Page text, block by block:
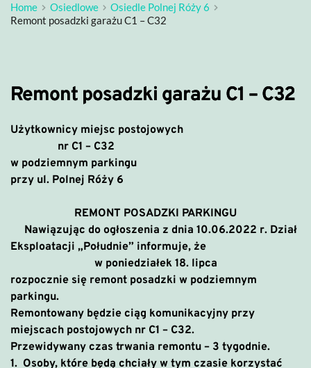
Home Osiedlowe
Osiedle Polnej Róży 6
Remont posadzki garażu C1 – C32
Remont posadzki garażu C1 – C32
Użytkownicy miejsc postojowych
nr C1 – C32
w podziemnym parkingu
przy ul. Polnej Róży 6
REMONT POSADZKI PARKINGU
Nawiązując do ogłoszenia z dnia 10.06.2022 r. Dział
Eksploatacji „Południe” informuje, że
w poniedziałek 18. lipca
rozpocznie się remont posadzki w podziemnym
parkingu.
Remontowany będzie ciąg komunikacyjny przy
miejscach postojowych nr C1 – C32.
Przewidywany czas trwania remontu – 3 tygodnie.
1. Osoby, które będą chciały w tym czasie korzystać